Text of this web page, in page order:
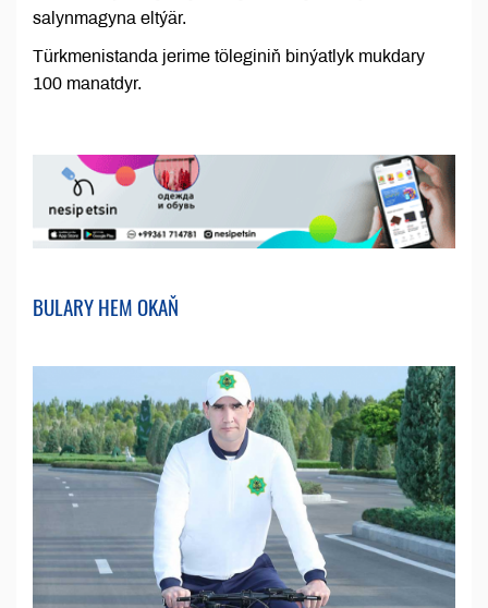
salynmagyna eltýär.
Türkmenistanda jerime töleginiň binýatlyk mukdary
100 manatdyr.
BULARY HEM OKAŇ